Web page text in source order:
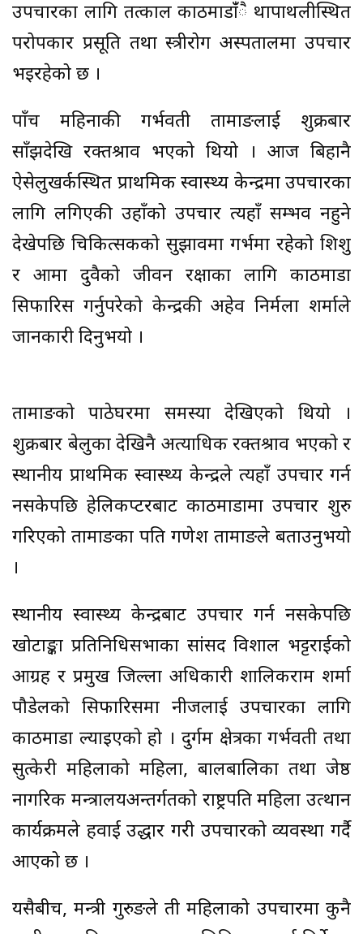
उपचारका लागि तत्काल काठमाडांँै थापाथलीस्थित
परोपकार प्रसूति तथा स्त्रीरोग अस्पतालमा उपचार
भइरहेको छ ।
पाँच महिनाकी गर्भवती तामाङलाई शुक्रबार
साँझदेखि रक्तश्राव भएको थियो । आज बिहानै
ऐसेलुखर्कस्थित प्राथमिक स्वास्थ्य केन्द्रमा उपचारका
लागि लगिएकी उहाँको उपचार त्यहाँ सम्भव नहुने
देखेपछि चिकित्सकको सुझावमा गर्भमा रहेको शिशु
र आमा दुवैको जीवन रक्षाका लागि काठमाडौँ
सिफारिस गर्नुपरेको केन्द्रकी अहेव निर्मला शर्माले
जानकारी दिनुभयो ।
तामाङको पाठेघरमा समस्या देखिएको थियो ।
शुक्रबार बेलुका देखिनै अत्याधिक रक्तश्राव भएको र
स्थानीय प्राथमिक स्वास्थ्य केन्द्रले त्यहाँ उपचार गर्न
नसकेपछि हेलिकप्टरबाट काठमाडौँमा उपचार शुरु
गरिएको तामाङका पति गणेश तामाङले बताउनुभयो
।
स्थानीय स्वास्थ्य केन्द्रबाट उपचार गर्न नसकेपछि
खोटाङ्का प्रतिनिधिसभाका सांसद विशाल भट्टराईको
आग्रह र प्रमुख जिल्ला अधिकारी शालिकराम शर्मा
पौडेलको सिफारिसमा नीजलाई उपचारका लागि
काठमाडौँ ल्याइएको हो । दुर्गम क्षेत्रका गर्भवती तथा
सुत्केरी महिलाको महिला, बालबालिका तथा जेष्ठ
नागरिक मन्त्रालयअन्तर्गतको राष्ट्रपति महिला उत्थान
कार्यक्रमले हवाई उद्धार गरी उपचारको व्यवस्था गर्दै
आएको छ ।
यसैबीच, मन्त्री गुरुङले ती महिलाको उपचारमा कुनै